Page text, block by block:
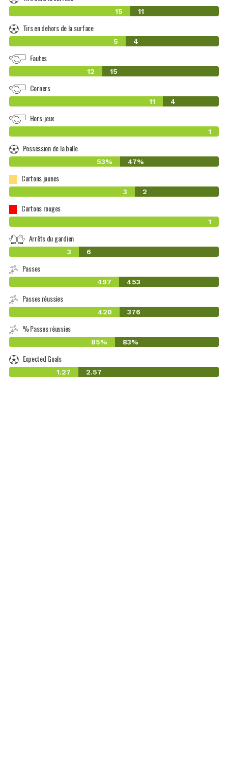
15 11
Tirs en dehors de la surface
5 4
Fautes
12 15
Corners
11 4
Hors-jeux
1
Possession de la balle
53% 47%
Cartons jaunes
3 2
Cartons rouges
1
Arrêts du gardien
3 6
Passes
497 453
Passes réussies
420 376
% Passes réussies
85% 83%
Expected Goals
1.27 2.57